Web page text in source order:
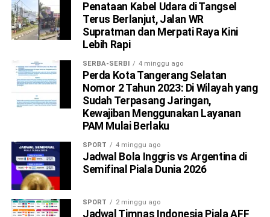
Penataan Kabel Udara di Tangsel
Terus Berlanjut, Jalan WR
Supratman dan Merpati Raya Kini
Lebih Rapi
SERBA-SERBI 4 minggu ago
Perda Kota Tangerang Selatan
Nomor 2 Tahun 2023: Di Wilayah yang
Sudah Terpasang Jaringan,
Kewajiban Menggunakan Layanan
PAM Mulai Berlaku
SPORT 4 minggu ago
Jadwal Bola Inggris vs Argentina di
Semifinal Piala Dunia 2026
SPORT 2 minggu ago
Jadwal Timnas Indonesia Piala AFF